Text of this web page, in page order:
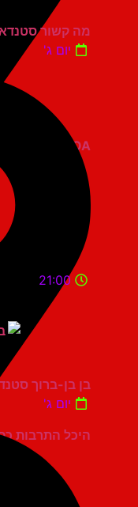
מה קשור סטנדאפ
יום ג'
היכל התרבות כפר סבא
21:00
בן בן-ברוך סטנדאפ
יום ג'